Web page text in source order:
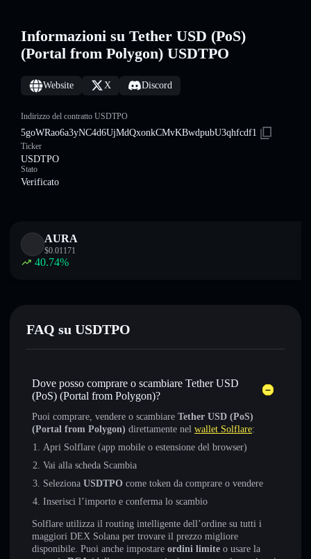
Informazioni su Tether USD (PoS)
(Portal from Polygon) USDTPO
Website X Discord
Indirizzo del contratto USDTPO
5goWRao6a3yNC4d6UjMdQxonkCMvKBwdpubU3qhfcdf1
Ticker
USDTPO
Stato
Verificato
AURA
$0.01171
40.74%
FAQ su USDTPO
Dove posso comprare o scambiare Tether USD
(PoS) (Portal from Polygon)?
Puoi comprare, vendere o scambiare Tether USD (PoS)
(Portal from Polygon) direttamente nel wallet Solflare:
Apri Solflare (app mobile o estensione del browser)
Vai alla scheda Scambia
Seleziona USDTPO come token da comprare o vendere
Inserisci l’importo e conferma lo scambio
Solflare utilizza il routing intelligente dell’ordine su tutti i
maggiori DEX Solana per trovare il prezzo migliore
disponibile. Puoi anche impostare ordini limite o usare la